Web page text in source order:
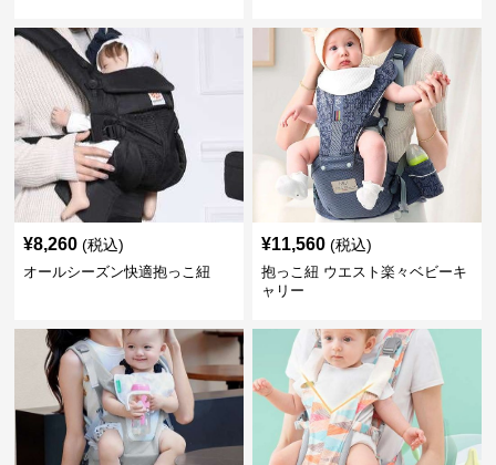
¥8,260 (税込)
オールシーズン快適抱っこ紐
¥11,560 (税込)
抱っこ紐 ウエスト楽々ベビーキ
ャリー